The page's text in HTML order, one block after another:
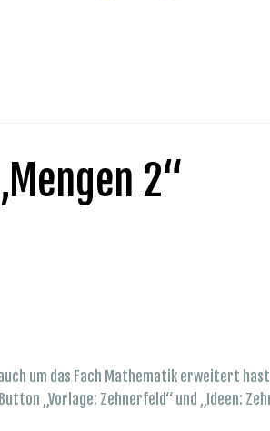
2“
um das Fach Mathematik erweitert
„Vorlage: Zehnerfeld“ und „Ideen: